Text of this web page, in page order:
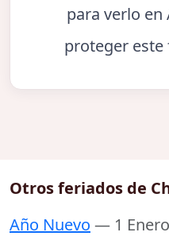
para verlo en
proteger
Otros feriados de
Año Nuevo — 1 Enero